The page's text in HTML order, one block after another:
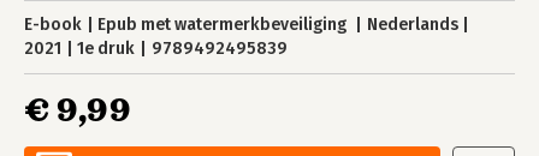
E-book Epub met watermerkbeveiliging
Nederlands
2021
1e druk 9789492495839
€ 9,99